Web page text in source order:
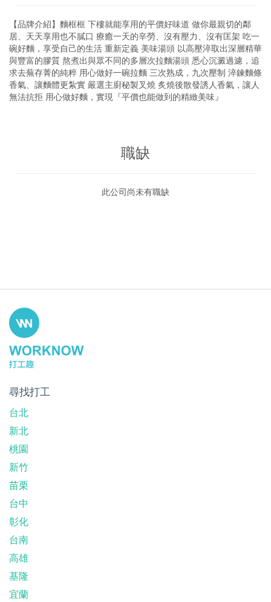
【品牌介紹】麵框框 下樓就能享用的平價好味道 做你最親切的鄰
居、天天享用也不膩口 療癒一天的辛勞、沒有壓力、沒有匡架 吃一
碗好麵，享受自己的生活 重新定義 美味湯頭 以高壓淬取出深層精華
與豐富的膠質 熬煮出與眾不同的多層次拉麵湯頭 悉心沉澱過濾，追
求去蕪存菁的純粹 用心做好一碗拉麵 三次熟成，九次壓制 淬鍊麵條
香氣、讓麵體更紮實 嚴選主廚秘製叉燒 炙燒後散發誘人香氣，讓人
無法抗拒 用心做好麵，實現『平價也能做到的精緻美味』
職缺
此公司尚未有職缺
尋找打工
台北
新北
桃園
新竹
苗栗
台中
彰化
台南
高雄
基隆
宜蘭